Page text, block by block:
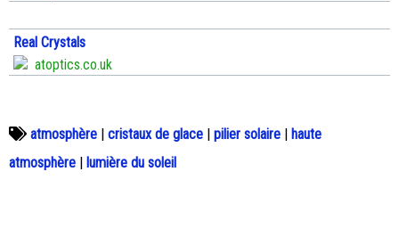
Real Crystals
atoptics.co.uk
atmosphère | cristaux de glace | pilier solaire | haute
atmosphère | lumière du soleil